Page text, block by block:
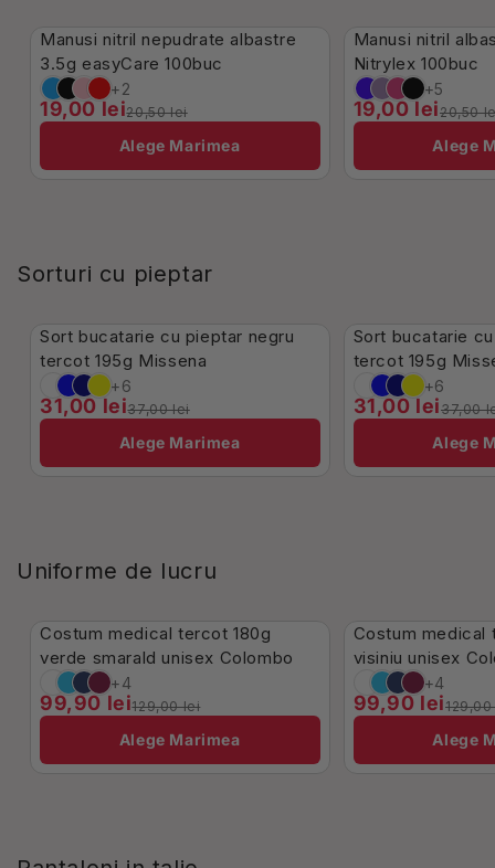
-7%
Manusi nitril nepudrate albastre
3.5g easyCare 100buc
+2
19,00 lei20,50 lei
Alege Marimea
-7%
Manusi nitril
Nitrylex 100buc
+5
19,00 lei20,50
Alege
Sorturi cu pieptar
-16%
Sort bucatarie cu pieptar negru
tercot 195g Missena
+6
31,00 lei37,00 lei
Alege Marimea
-16%
Sort bucatarie
tercot 195g
+6
31,00 lei37,00
Alege
Uniforme de lucru
-23%
Costum medical tercot 180g
verde smarald unisex Colombo
+4
99,90 lei129,00 lei
Alege Marimea
-23%
Costum medical
visiniu unisex
+4
99,90 lei
Alege